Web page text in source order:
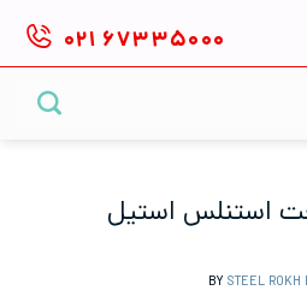
۰۲۱ ۶۷۳۳۵۰۰۰
استنلس استیل
STEEL ROKH